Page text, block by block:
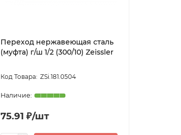
Переход нержавеющая сталь
(муфта) г/ш 1/2 (300/10) Zeissler
ZSi.181.0504
75.91 ₽/шт